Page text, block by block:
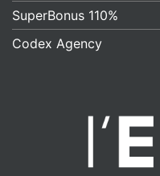
SuperBonus 110%
Codex Agency